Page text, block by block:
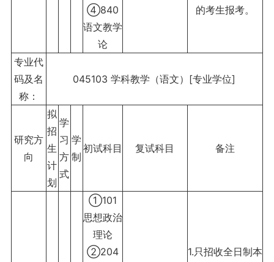
④840
语文教学
论
的考生报考。
专业代
码及名
称：
045103 学科教学（语文）[专业学位]
研究方
向
拟
招
生
计
划
学
习
方
式
学
制
初试科目 复试科目 备注
①101
思想政治
理论
②204
1.只招收全日制本